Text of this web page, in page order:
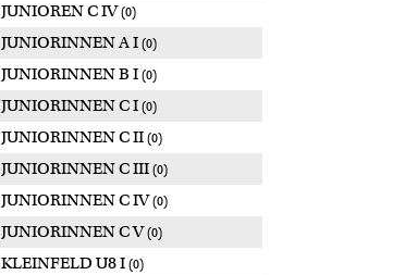
JUNIOREN C IV(0)
JUNIORINNEN A I (0)
JUNIORINNEN B I (0)
JUNIORINNEN C I (0)
JUNIORINNEN C II (0)
JUNIORINNEN C III (0)
JUNIORINNEN C IV(0)
JUNIORINNEN C V(0)
KLEINFELD U8 I (0)